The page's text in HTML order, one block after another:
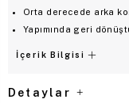
Orta derecede arka
Yapımında geri
İçerik Bilgisi
Detaylar